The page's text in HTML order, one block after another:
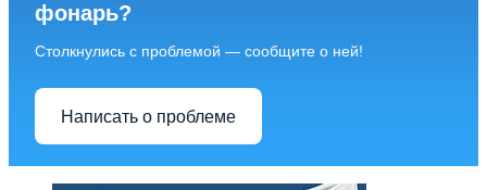
фонарь?
Столкнулись с проблемой — сообщите о ней!
Написать о проблеме